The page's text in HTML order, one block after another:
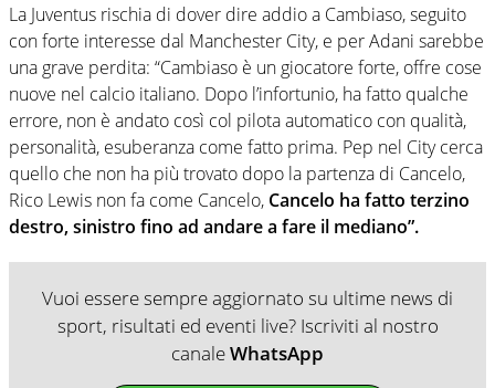
La Juventus rischia di dover dire addio a Cambiaso, seguito
con forte interesse dal Manchester City, e per Adani sarebbe
una grave perdita: “Cambiaso è un giocatore forte, offre cose
nuove nel calcio italiano. Dopo l’infortunio, ha fatto qualche
errore, non è andato così col pilota automatico con qualità,
personalità, esuberanza come fatto prima. Pep nel City cerca
quello che non ha più trovato dopo la partenza di Cancelo,
Rico Lewis non fa come Cancelo, Cancelo ha fatto terzino
destro, sinistro fino ad andare a fare il mediano”.
Vuoi essere sempre aggiornato su ultime news di
sport, risultati ed eventi live? Iscriviti al nostro
canaleWhatsApp